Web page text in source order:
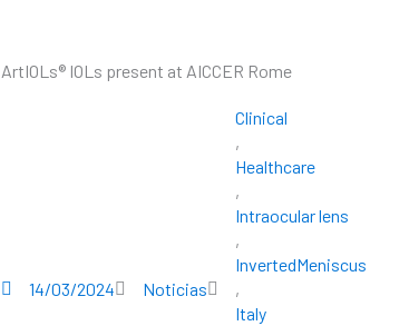
ArtIOLs® IOLs present at AICCER Rome
14/03/2024 Noticias
Clinical
,
Healthcare
,
Intraocular lens
,
InvertedMeniscus
,
Italy